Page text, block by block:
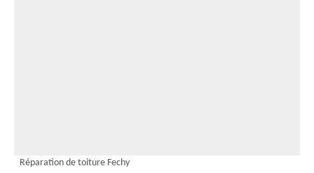
Réparation de toiture Fechy